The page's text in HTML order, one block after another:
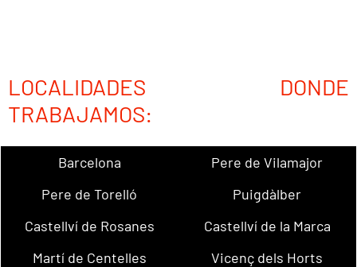
LOCALIDADES DONDE
TRABAJAMOS:
Barcelona
Pere de Vilamajor
Pere de Torelló
Puigdàlber
Castellví de Rosanes
Castellví de la Marca
Martí de Centelles
Vicenç dels Horts